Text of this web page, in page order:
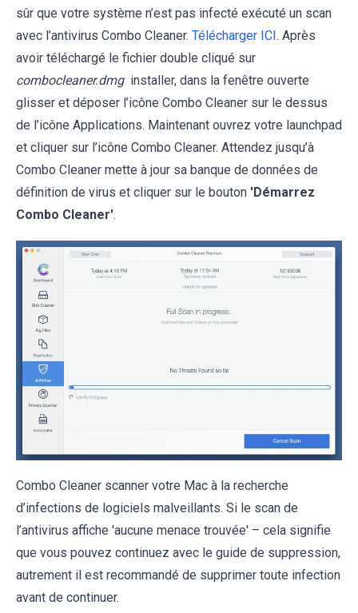
sûr que votre système n’est pas infecté exécuté un scan
avec l’antivirus Combo Cleaner. Télécharger ICI . Après
avoir téléchargé le fichier double cliqué sur
combocleaner.dmg installer, dans la fenêtre ouverte
glisser et déposer l’icône Combo Cleaner sur le dessus
de l’icône Applications. Maintenant ouvrez votre launchpad
et cliquer sur l’icône Combo Cleaner. Attendez jusqu’à
Combo Cleaner mette à jour sa banque de données de
définition de virus et cliquer sur le bouton 'Démarrez
Combo Cleaner'.
Combo Cleaner scanner votre Mac à la recherche
d’infections de logiciels malveillants. Si le scan de
l’antivirus affiche 'aucune menace trouvée' – cela signifie
que vous pouvez continuez avec le guide de suppression,
autrement il est recommandé de supprimer toute infection
avant de continuer.